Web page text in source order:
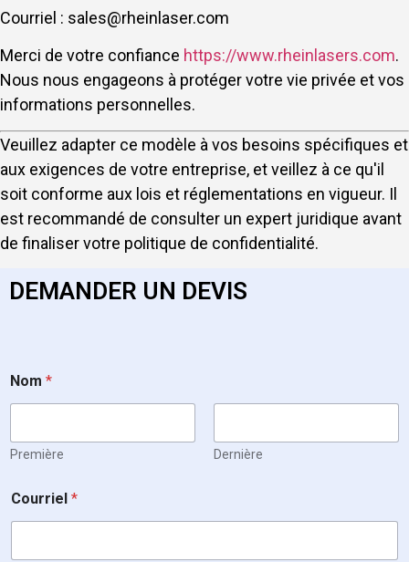
Courriel : sales@rheinlaser.com
Merci de votre confiance https://www.rheinlasers.com.
Nous nous engageons à protéger votre vie privée et vos
informations personnelles.
Veuillez adapter ce modèle à vos besoins spécifiques et
aux exigences de votre entreprise, et veillez à ce qu'il
soit conforme aux lois et réglementations en vigueur. Il
est recommandé de consulter un expert juridique avant
de finaliser votre politique de confidentialité.
DEMANDER UN DEVIS
Nom *
Première Dernière
Courriel *